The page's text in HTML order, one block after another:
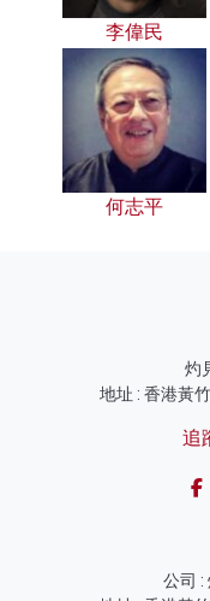
李偉民
何志平
灼
地址 : 香港黃
追
公司 :